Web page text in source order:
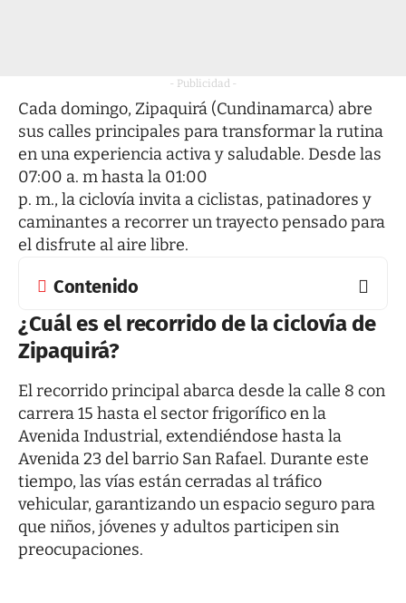
- Publicidad -
Cada domingo, Zipaquirá (Cundinamarca) abre
sus calles principales para transformar la rutina
en una experiencia activa y saludable. Desde las
07:00 a. m hasta la 01:00
p. m., la ciclovía invita a ciclistas, patinadores y
caminantes a recorrer un trayecto pensado para
el disfrute al aire libre.
Contenido
¿Cuál es el recorrido de la ciclovía de
Zipaquirá?
El recorrido principal abarca desde la calle 8 con
carrera 15 hasta el sector frigorífico en la
Avenida Industrial, extendiéndose hasta la
Avenida 23 del barrio San Rafael. Durante este
tiempo, las vías están cerradas al tráfico
vehicular, garantizando un espacio seguro para
que niños, jóvenes y adultos participen sin
preocupaciones.